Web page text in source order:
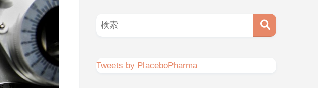
Tweets by PlaceboPharma